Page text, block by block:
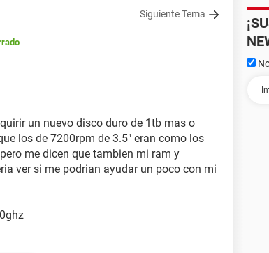
Siguiente Tema
un nuevo disco duro de 1tb mas o
los de 7200rpm de 3.5" eran como los
me dicen que tambien mi ram y
ver si me podrian ayudar un poco con mi